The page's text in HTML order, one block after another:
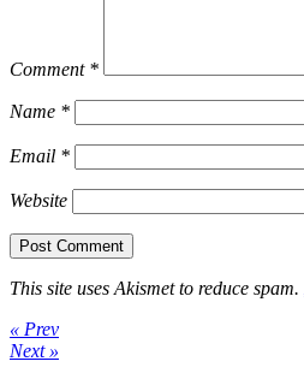
Comment *
Name *
Email *
Website
This site uses Akismet to reduce spam.
« Prev
Next »